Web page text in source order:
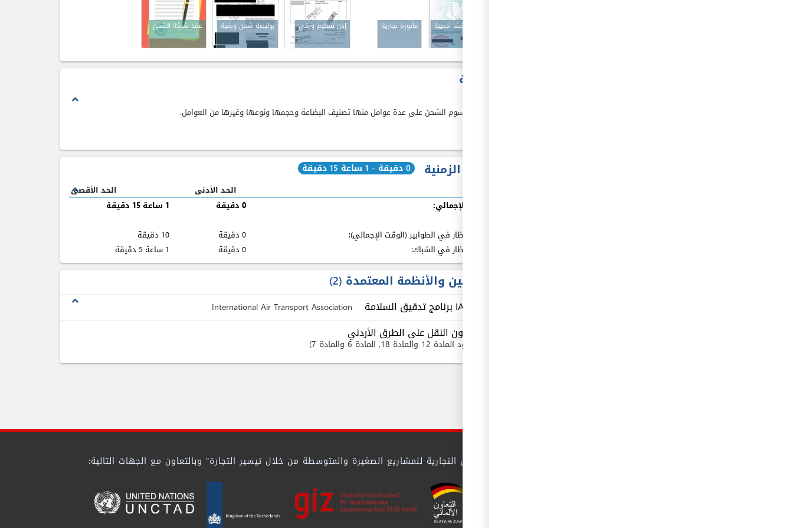
شهادة منشأ أجنبية فاتورة تجارية إذن تسليم ورقي بوليصة شحن ورقية عقد شركة الشحن
الكلفة
expand_less
تعتمد رسوم الشحن على عدة عوامل منها تصنيف البضاعة وحجمها ونوعها وغيرها من العوامل.
المدة الزمنية 0 دقيقة - 1 ساعة 15 دقيقة
expand_less الحد الأدنى
الحد الأقصى
الوقت الإجمالي:
0 دقيقة
1 ساعة 15 دقيقة
مدة الإنتظار في الطوابير (الوقت الإجمالي):
0 دقيقة
10 دقيقة
مدة الإنتظار في الشباك:
0 دقيقة 1 ساعة 5 دقيقة
القوانين والأنظمة المعتمدة 2
expand_less IATA برنامج تدقيق السلامة International Air Transport Association
قانون النقل على الطرق الأردني
بنود المادة 12 والمادة 18 , المادة 6 والمادة 7
مشروع "تحسين بيئة الأعمال التجارية للمشاريع الصغيرة والمتوسطة من خلال تيسير التجارة" وبالتعاون مع الجهات التالية: